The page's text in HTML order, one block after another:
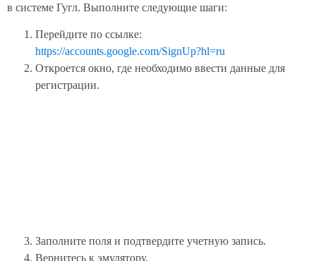
в системе Гугл. Выполните следующие шаги:
Перейдите по ссылке:
https://accounts.google.com/SignUp?hl=ru
Откроется окно, где необходимо ввести данные для
регистрации.
Заполните поля и подтвердите учетную запись.
Вернитесь к эмулятору.